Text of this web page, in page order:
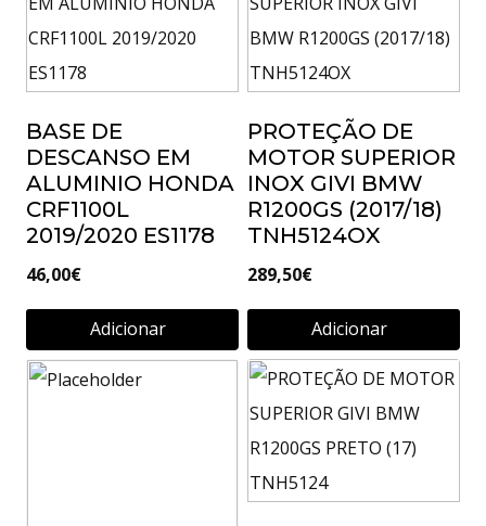
BASE DE
DESCANSO EM
ALUMINIO HONDA
CRF1100L
2019/2020 ES1178
46,00€
Adicionar
PROTEÇÃO DE
MOTOR SUPERIOR
INOX GIVI BMW
R1200GS (2017/18)
TNH5124OX
289,50€
Adicionar